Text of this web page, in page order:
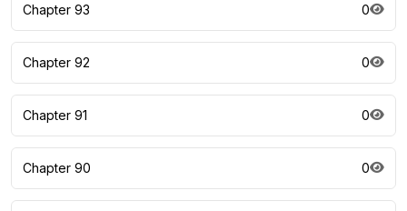
Chapter 93 0
Chapter 92 0
Chapter 91 0
Chapter 90 0